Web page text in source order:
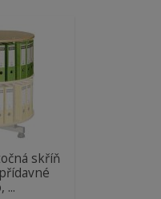
skříň
...